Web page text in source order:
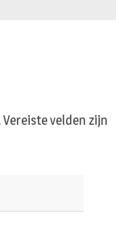
Vereiste velden zijn